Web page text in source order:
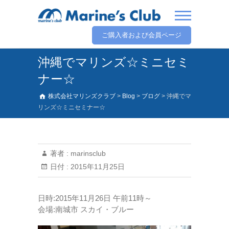
ご購入者および会員ページ
沖縄でマリンズ☆ミニセミ
ナー☆
株式会社マリンズクラブ > Blog > ブログ > 沖縄でマ
リンズ☆ミニセミナー☆
著者 : marinsclub
日付 : 2015年11月25日
日時:2015年11月26日 午前11時～
会場:南城市 スカイ・ブルー